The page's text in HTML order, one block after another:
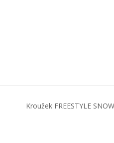
Kroužek FREESTYLE